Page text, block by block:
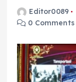
Editor0089
0 Comments